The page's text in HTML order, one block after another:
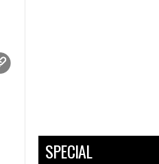
SPECIAL